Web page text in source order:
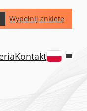
Wypełnij ankietę
Kontakt